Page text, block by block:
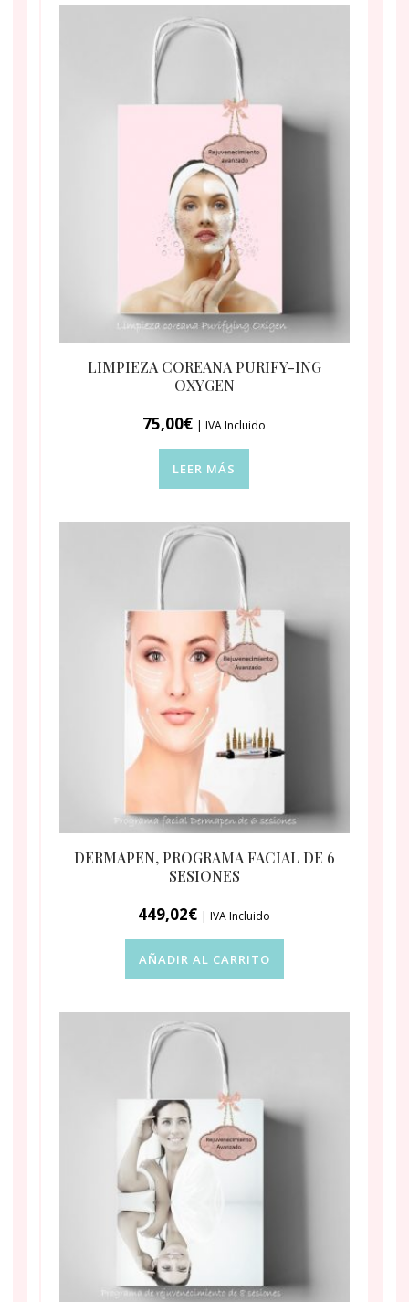
LIMPIEZA COREANA PURIFY-ING
OXYGEN
75,00€ | IVA Incluido
LEER MÁS
DERMAPEN, PROGRAMA FACIAL DE 6
SESIONES
449,02€ | IVA Incluido
AÑADIR AL CARRITO